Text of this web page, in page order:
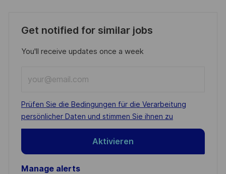
Get notified for similar jobs
You'll receive updates once a week
Email
address
(Required)
Required
Prüfen Sie die Bedingungen für die Verarbeitung
persönlicher Daten und stimmen Sie ihnen zu
Aktivieren
Manage alerts